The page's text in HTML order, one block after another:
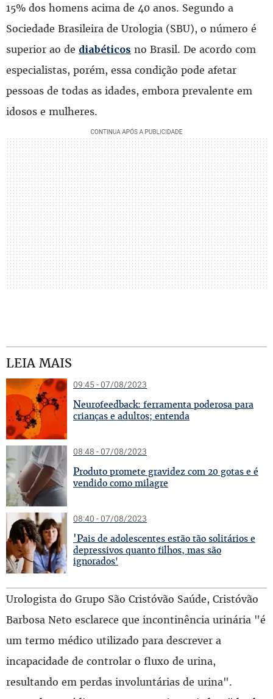
15% dos homens acima de 40 anos. Segundo a
Sociedade Brasileira de Urologia (SBU), o número é
superior ao de diabéticos no Brasil. De acordo com
especialistas, porém, essa condição pode afetar
pessoas de todas as idades, embora prevalente em
idosos e mulheres.
LEIA MAIS
09:45 - 07/08/2023
Neurofeedback: ferramenta poderosa para
crianças e adultos; entenda
08:48 - 07/08/2023
Produto promete gravidez com 20 gotas e é
vendido como milagre
08:40 - 07/08/2023
'Pais de adolescentes estão tão solitários e
depressivos quanto filhos, mas são
ignorados'
Urologista do Grupo São Cristóvão Saúde, Cristóvão
Barbosa Neto esclarece que incontinência urinária "é
um termo médico utilizado para descrever a
incapacidade de controlar o fluxo de urina,
resultando em perdas involuntárias de urina".